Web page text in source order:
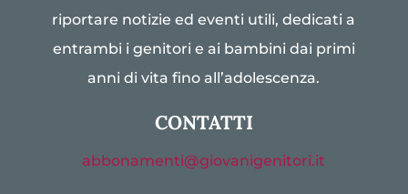
riportare notizie ed eventi utili, dedicati a
entrambi i genitori e ai bambini dai primi
anni di vita fino all’adolescenza.
CONTATTI
abbonamenti@giovanigenitori.it